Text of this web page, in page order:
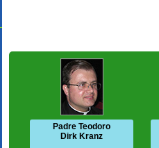
Padre Teodoro
Dirk Kranz